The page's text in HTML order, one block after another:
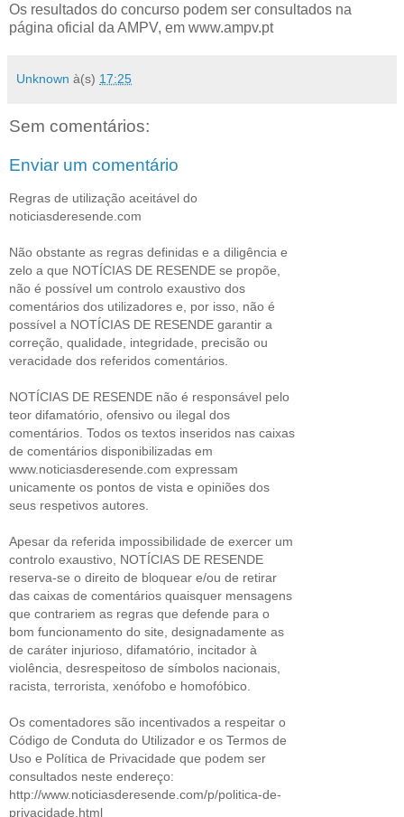
Os resultados do concurso podem ser consultados na
página oficial da AMPV, em www.ampv.pt
Unknown à(s) 17:25
Sem comentários:
Enviar um comentário
Regras de utilização aceitável do
noticiasderesende.com
Não obstante as regras definidas e a diligência e
zelo a que NOTÍCIAS DE RESENDE se propõe,
não é possível um controlo exaustivo dos
comentários dos utilizadores e, por isso, não é
possível a NOTÍCIAS DE RESENDE garantir a
correção, qualidade, integridade, precisão ou
veracidade dos referidos comentários.
NOTÍCIAS DE RESENDE não é responsável pelo
teor difamatório, ofensivo ou ilegal dos
comentários. Todos os textos inseridos nas caixas
de comentários disponibilizadas em
www.noticiasderesende.com expressam
unicamente os pontos de vista e opiniões dos
seus respetivos autores.
Apesar da referida impossibilidade de exercer um
controlo exaustivo, NOTÍCIAS DE RESENDE
reserva-se o direito de bloquear e/ou de retirar
das caixas de comentários quaisquer mensagens
que contrariem as regras que defende para o
bom funcionamento do site, designadamente as
de caráter injurioso, difamatório, incitador à
violência, desrespeitoso de símbolos nacionais,
racista, terrorista, xenófobo e homofóbico.
Os comentadores são incentivados a respeitar o
Código de Conduta do Utilizador e os Termos de
Uso e Política de Privacidade que podem ser
consultados neste endereço:
http://www.noticiasderesende.com/p/politica-de-
privacidade.html